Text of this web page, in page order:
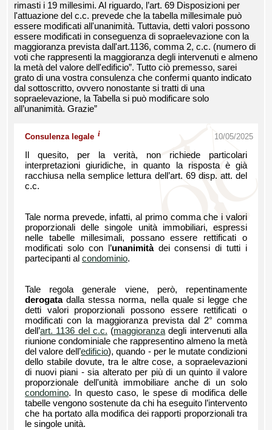
rimasti i 19 millesimi. Al riguardo, l’art. 69 Disposizioni per
l'attuazione del c.c. prevede che la tabella millesimale può
essere modificati all'unanimità. Tuttavia, detti valori possono
essere modificati in conseguenza di sopraelevazione con la
maggioranza prevista dall'art.1136, comma 2, c.c. (numero di
voti che rappresenti la maggioranza degli intervenuti e almeno
la metà del valore dell'edificio”. Tutto ciò premesso, sarei
grato di una vostra consulenza che confermi quanto indicato
dal sottoscritto, ovvero nonostante si tratti di una
sopraelevazione, la Tabella si può modificare solo
all’unanimità. Grazie”
Consulenza legale i 10/05/2025
Il quesito, per la verità, non richiede particolari
interpretazioni giuridiche, in quanto la risposta è già
racchiusa nella semplice lettura dell’art. 69 disp. att. del
c.c.
Tale norma prevede, infatti, al primo comma che i valori
proporzionali delle singole unità immobiliari, espressi
nelle tabelle millesimali, possano essere rettificati o
modificati solo con l’unanimitàdei consensi di tutti i
partecipanti al condominio.
Tale regola generale viene, però, repentinamente
derogatadalla stessa norma, nella quale si legge che
detti valori proporzionali possono essere rettificati o
modificati con la maggioranza prevista dal 2° comma
dell’art. 1136 del c.c. (maggioranza degli intervenuti alla
riunione condominiale che rappresentino almeno la metà
del valore dell’edificio), quando - per le mutate condizioni
dello stabile dovute, tra le altre cose, a sopraelevazioni
di nuovi piani - sia alterato per più di un quinto il valore
proporzionale dell'unità immobiliare anche di un solo
condomino. In questo caso, le spese di modifica delle
tabelle vengono sostenute da chi ha eseguito l’intervento
che ha portato alla modifica dei rapporti proporzionali tra
le singole unità.